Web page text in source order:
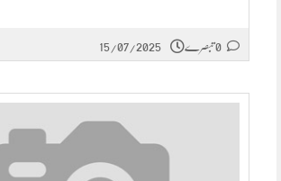
15/07/2025